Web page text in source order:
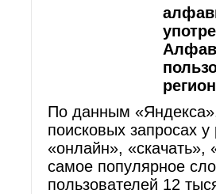
По данным
поисковых запросах
«онлайн», «скачать»,
самое популярное
пользователей 12